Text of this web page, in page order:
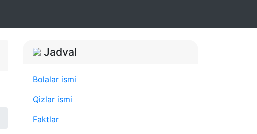
Jadval
Bolalar ismi
Qizlar ismi
Faktlar